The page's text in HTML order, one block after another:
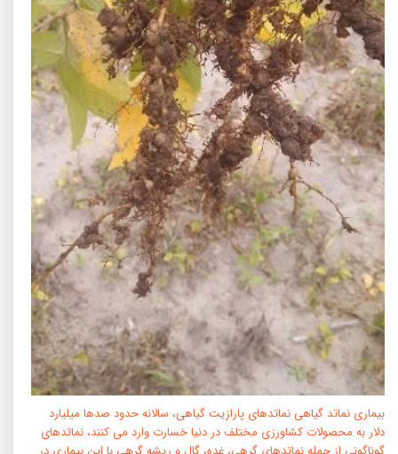
بیماری نماتد گیاهی نماتدهای پارازیت گیاهی، سالانه حدود صدها میلیارد
دلار به محصولات کشاورزی مختلف در دنیا خسارت وارد می کنند، نماتدهای